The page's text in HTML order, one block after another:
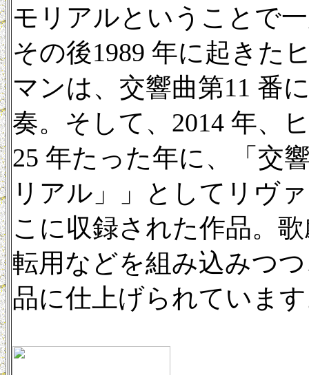
モリアルということで
その後1989 年に起きた
マンは、交響曲第11 番
奏。そして、2014 年、
25 年たった年に、「交
リアル」」としてリヴ
こに収録された作品。
転用などを組み込みつ
品に仕上げられていま